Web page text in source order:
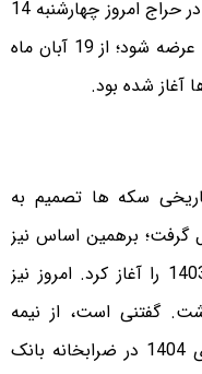
به گزارش تسنیم، برای اولین بار بناست در حراج امروز چهارشنبه 14
اذرماه سکه تمام بهار آزادی ضرب 1403 عرضه شود؛ از 19 آبان ماه
سکه‌ ها تصمیم به
برهمین اساس نیز
از 19 آبان ماه رسماً عرضه ربع سکه 1403 را آغاز کرد. امروز نیز
خواهیم داشت. گفتنی است، از نیمه
اسفندماه نیز قرار است ضرب سکه های 1404 در ضرابخانه بانک